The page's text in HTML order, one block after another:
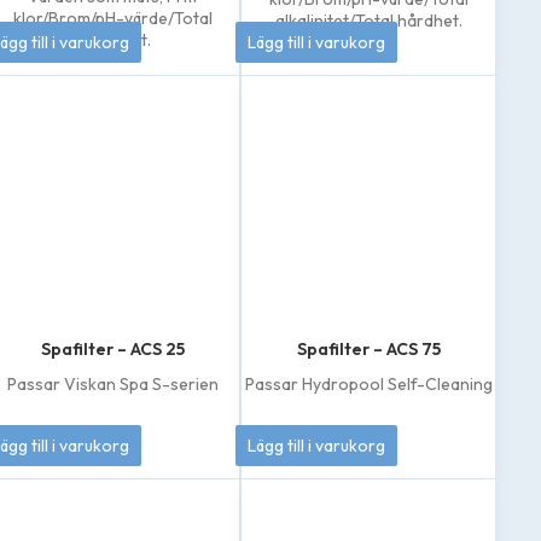
klor/Brom/pH-värde/Total
alkalinitet.
79kr
till i varukorg
alkalinitet/Total hårdhet.
208kr
Lägg till i varukorg
Spafilter – ACS 25
Passar Viskan Spa S-serien
369kr
till i varukorg
Spafilter – ACS 75
Passar Hydropool Self-Cleaning
695kr
Lägg till i varukorg